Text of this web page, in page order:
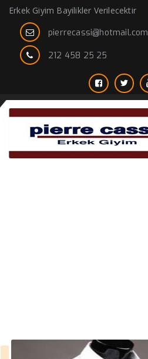
Erkek Giyim Bayilikler Verilecektir
pierrecassi@hotmail.com
212 458 25 25